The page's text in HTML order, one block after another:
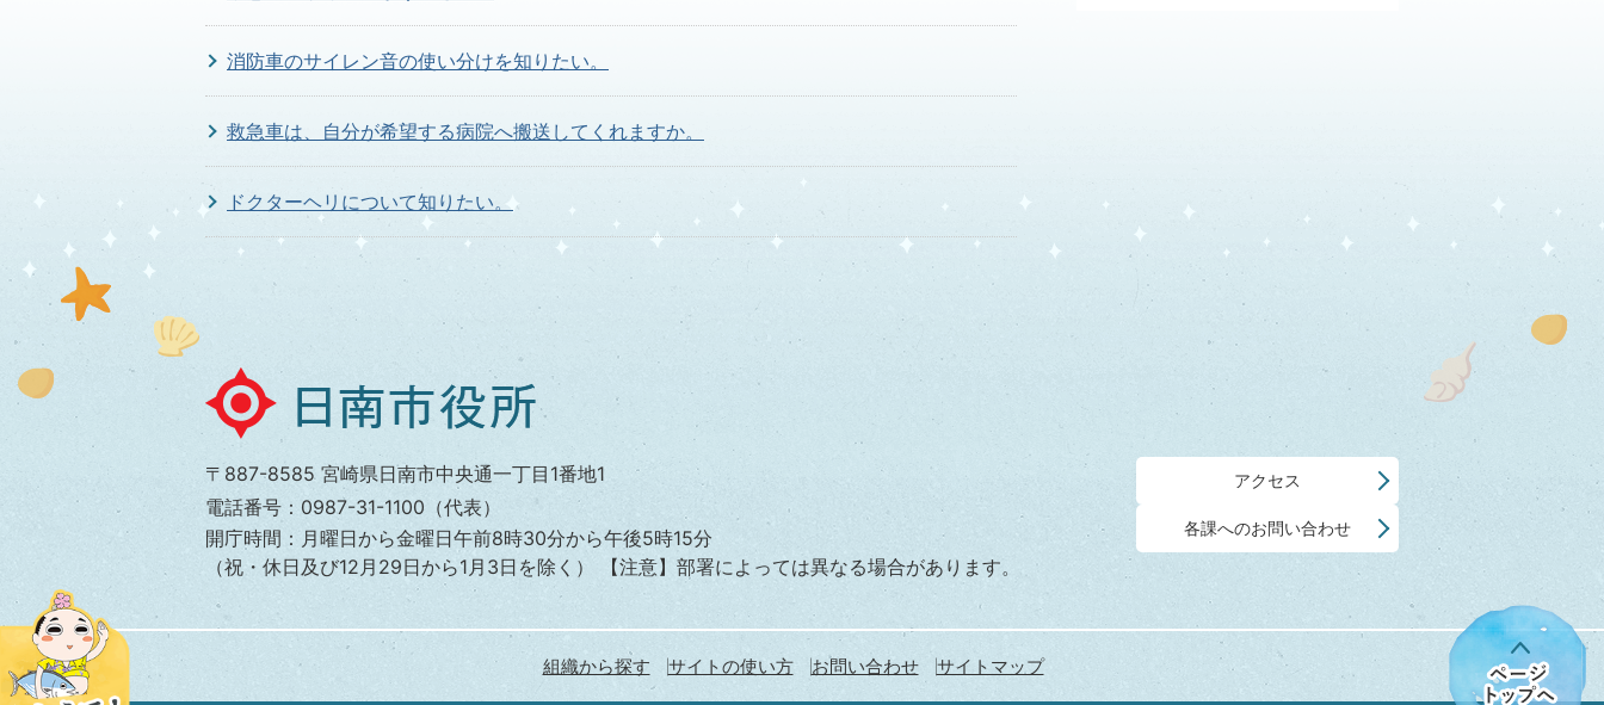
消防車のサイレン音の使い分けを知りたい。
救急車は、自分が希望する病院へ搬送してくれますか。
ドクターヘリについて知りたい。
救急車はどこに配備してあるのですか。
日
南
役
所
〒887-8585 宮崎県日南市中央通一丁目1番地1
電話番号：0987-31-1100（代表）
開庁時間：月曜日から金曜日午前8時30分から午後5時15分
（祝・休日及び12月29日から1月3日を除く）
【注意】部署によっては異なる場合があります。
アクセス
各課へのお問い合わせ
組織から探す サイトの使い方 お問い合わせ サイトマップ